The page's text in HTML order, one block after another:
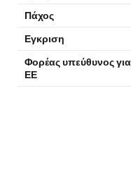
Πάχος
Εγκριση
Φορέας υπεύθυνος
ΕΕ